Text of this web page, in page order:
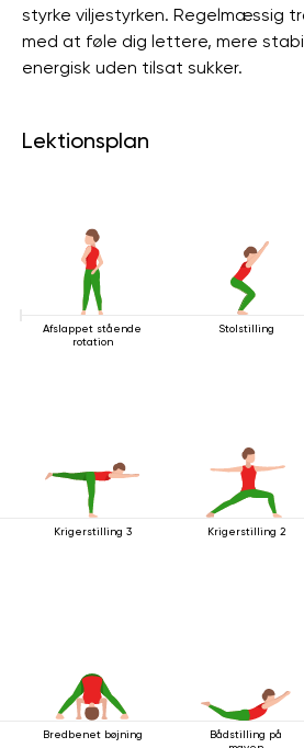
styrke viljestyrken. Regelmæssig
med at føle dig lettere, mere
energisk uden tilsat sukker.
Lektionsplan
Afslappet stående
rotation
Stolstilling
Krigerstilling 3 Krigerstilling 2
Bredbenet bøjning
Bådstilling på